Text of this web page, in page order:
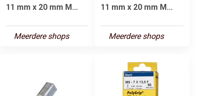
11 mm x 20 mm M...
Meerdere shops
11 mm x 20 mm M...
Meerdere shops